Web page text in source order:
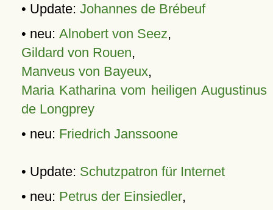
• Update: Johannes de Brébeuf
• neu: Alnobert von Seez,
Gildard von Rouen,
Manveus von Bayeux,
Maria Katharina vom heiligen Augustinus
de Longprey
• neu: Friedrich Janssoone
• Update: Schutzpatron für Internet
• neu: Petrus der Einsiedler,